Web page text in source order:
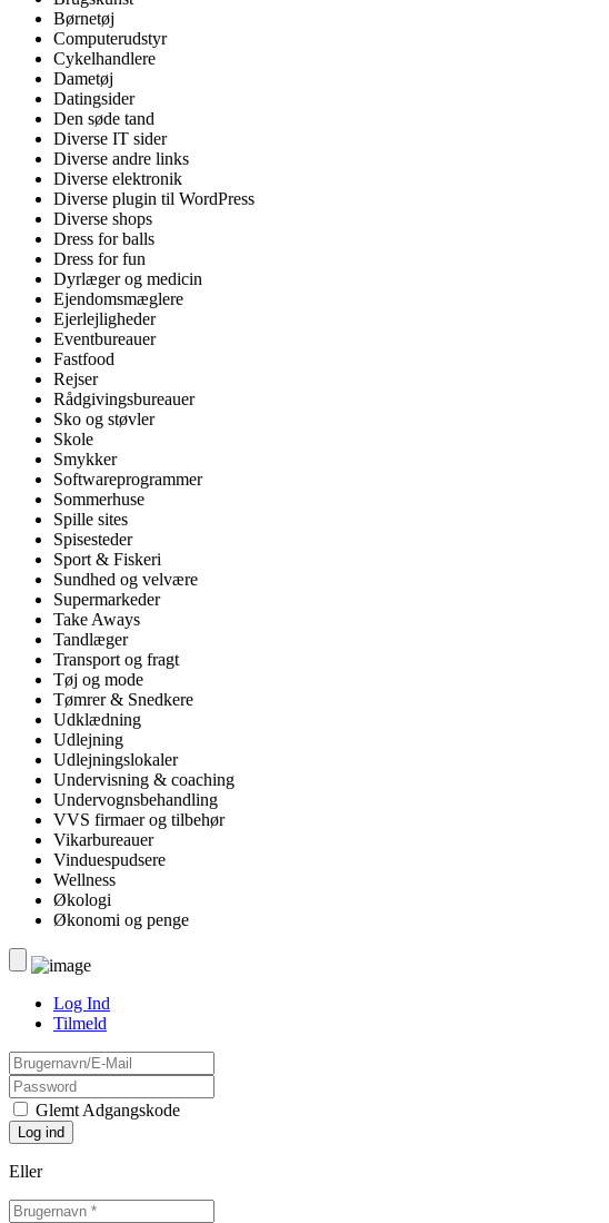
Børnetøj
Computerudstyr
Cykelhandlere
Dametøj
Datingsider
Den søde tand
Diverse IT sider
Diverse andre links
Diverse elektronik
Diverse plugin til WordPress
Diverse shops
Dress for balls
Dress for fun
Dyrlæger og medicin
Ejendomsmæglere
Ejerlejligheder
Eventbureauer
Fastfood
Rejser
Rådgivingsbureauer
Sko og støvler
Skole
Smykker
Softwareprogrammer
Sommerhuse
Spille sites
Spisesteder
Sport & Fiskeri
Sundhed og velvære
Supermarkeder
Take Aways
Tandlæger
Transport og fragt
Tøj og mode
Tømrer & Snedkere
Udklædning
Udlejning
Udlejningslokaler
Undervisning & coaching
Undervognsbehandling
VVS firmaer og tilbehør
Vikarbureauer
Vinduespudsere
Wellness
Økologi
Økonomi og penge
Log Ind
Tilmeld
Glemt Adgangskode
Eller